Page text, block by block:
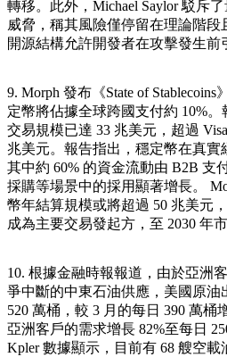
轉移。此外，Michael Saylor 駁斥
威脅，稱其風險僅停留在理論階
開源結構允許開發者在攻擊發生前
9. Morph 發布《State of
定幣將佔據全球跨國支付約 10%
交易規模已達 33 兆美元，超過
兆美元。報告指出，穩定幣在真實
其中約 60% 的資金流動由 B2B 支
採購等場景中的採用顯著增長。
幣年結算規模或將超過 50 兆美元
成為主要交易發起方，至 2030 年
10. 根據金融時報報道，由於亞洲
爭中斷的中東石油供應，美國原油
520 萬桶，較 3 月的每日 390 萬桶
亞洲客戶的需求增長 82%至每日
Kpler 數據顯示，目前有 68 艘空載